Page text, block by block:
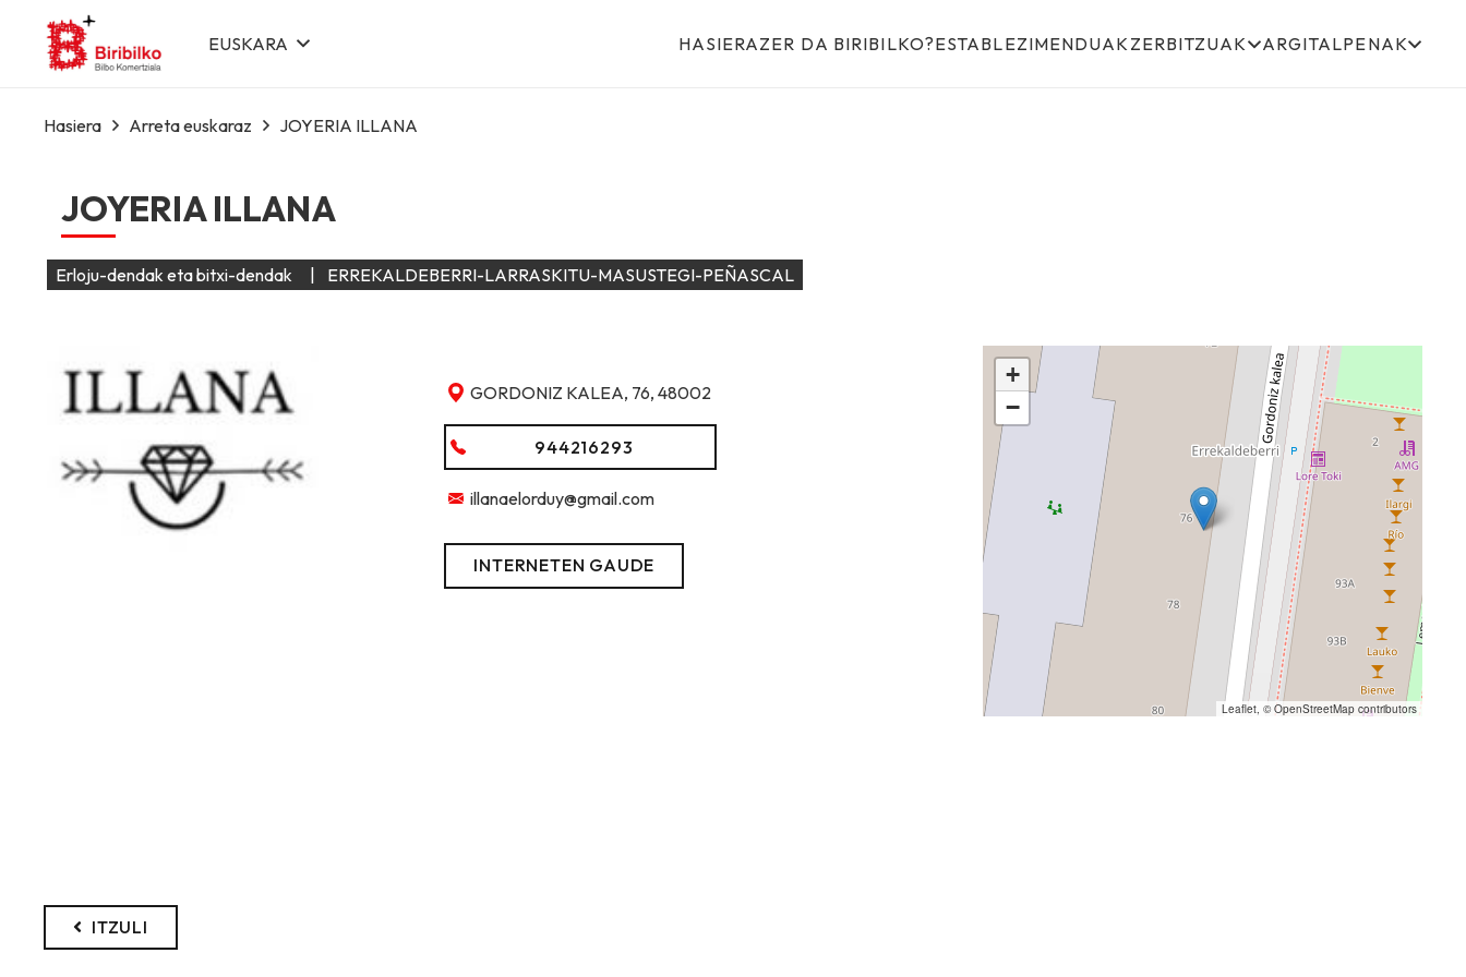
EUSKARA HASIERAZER DA BIRIBILKO?ESTABLEZIMENDUAKZERBITZUAK ARGITALPENAK
Hasiera Arreta euskaraz JOYERIA ILLANA
JOYERIA ILLANA
Erloju-dendak eta bitxi-dendak | ERREKALDEBERRI-LARRASKITU-MASUSTEGI-PEÑASCAL
GORDONIZ KALEA, 76, 48002
944216293
illanaelorduy@gmail.com
INTERNETEN GAUDE
+
−
Leaflet, © OpenStreetMapcontributors
ITZULI